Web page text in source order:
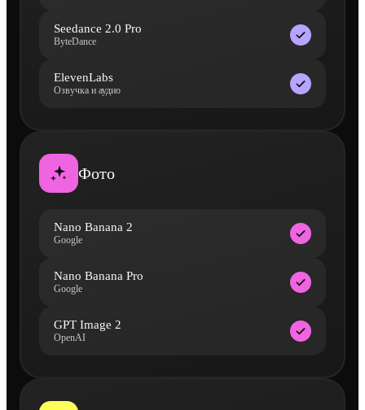
Seedance 2.0 Pro
ByteDance
ElevenLabs
Озвучка и аудио
Фото
Nano Banana 2
Google
Nano Banana Pro
Google
GPT Image 2
OpenAI